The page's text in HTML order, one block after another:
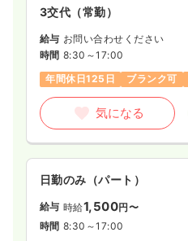
3交代（常勤）
給与 お問い合わせください
時間 8:30～17:00
年間休日125日
ブランク可
気になる
日勤のみ（パート）
給与 時給1,500円〜
時間 8:30～17:00